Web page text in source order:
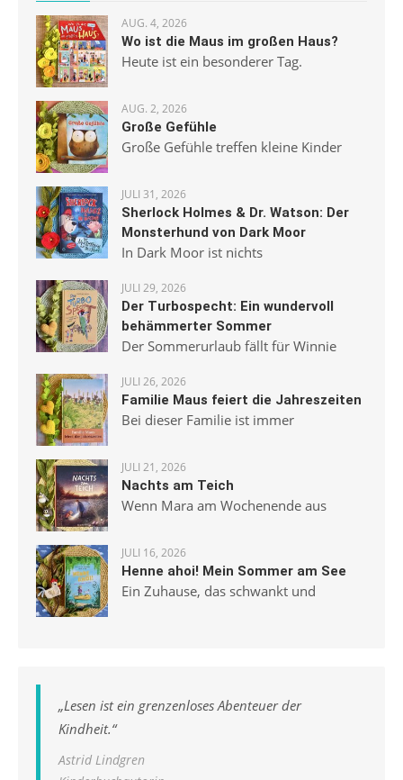
AUG. 4, 2026
Wo ist die Maus im großen Haus?
Heute ist ein besonderer Tag.
AUG. 2, 2026
Große Gefühle
Große Gefühle treffen kleine Kinder
JULI 31, 2026
Sherlock Holmes & Dr. Watson: Der
Monsterhund von Dark Moor
In Dark Moor ist nichts
JULI 29, 2026
Der Turbospecht: Ein wundervoll
behämmerter Sommer
Der Sommerurlaub fällt für Winnie
JULI 26, 2026
Familie Maus feiert die Jahreszeiten
Bei dieser Familie ist immer
JULI 21, 2026
Nachts am Teich
Wenn Mara am Wochenende aus
JULI 16, 2026
Henne ahoi! Mein Sommer am See
Ein Zuhause, das schwankt und
„Lesen ist ein grenzenloses Abenteuer der
Kindheit.“
Astrid Lindgren